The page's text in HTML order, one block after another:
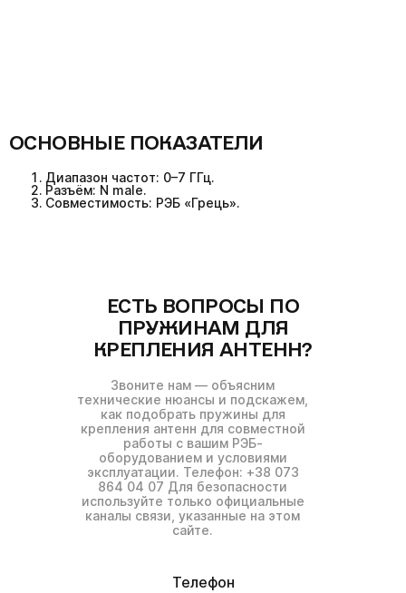
ОСНОВНЫЕ ПОКАЗАТЕЛИ
Диапазон частот: 0–7 ГГц.
Разъём: N male.
Совместимость: РЭБ «Грець».
ЕСТЬ ВОПРОСЫ ПО
ПРУЖИНАМ ДЛЯ
КРЕПЛЕНИЯ АНТЕНН?
Звоните нам — объясним
технические нюансы и подскажем,
как подобрать пружины для
крепления антенн для совместной
работы с вашим РЭБ-
оборудованием и условиями
эксплуатации. Телефон: +38 073
864 04 07 Для безопасности
используйте только официальные
каналы связи, указанные на этом
сайте.
Телефон